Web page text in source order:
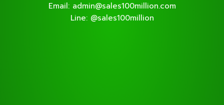
Email: admin@sales100million.com
Line: @sales100million